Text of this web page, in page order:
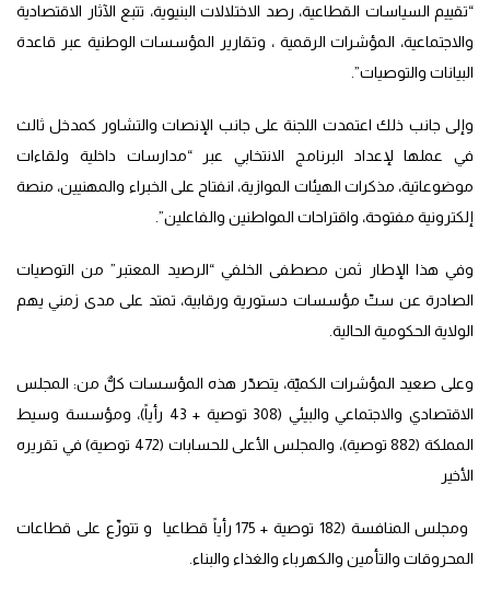
“تقييم السياسات القطاعية، رصد الاختلالات البنيوية، تتبع الآثار الاقتصادية
والاجتماعية، المؤشرات الرقمية ، وتقارير المؤسسات الوطنية عبر قاعدة
البيانات والتوصيات”.
وإلى جانب ذلك اعتمدت اللجنة على جانب الإنصات والتشاور كمدخل ثالث
في عملها لإعداد البرنامج الانتخابي عبر “مدارسات داخلية ولقاءات
موضوعاتية، مذكرات الهيئات الموازية، انفتاح على الخبراء والمهنيين، منصة
إلكترونية مفتوحة، واقتراحات المواطنين والفاعلين”.
وفي هذا الإطار ثمن مصطفى الخلفي “الرصيد المعتبر” من التوصيات
الصادرة عن ستّ مؤسسات دستورية ورقابية، تمتد على مدى زمني يهم
الولاية الحكومية الحالية.
وعلى صعيد المؤشرات الكميّة، يتصدّر هذه المؤسسات كلٌّ من: المجلس
الاقتصادي والاجتماعي والبيئي (308 توصية + 43 رأياً)، ومؤسسة وسيط
المملكة (882 توصية)، والمجلس الأعلى للحسابات (472 توصية) في تقريره
الأخير
ومجلس المنافسة (182 توصية + 175 رأياً قطاعيا و تتوزّع على قطاعات
المحروقات والتأمين والكهرباء والغذاء والبناء.